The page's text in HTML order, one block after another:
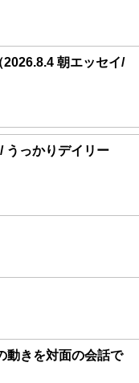
朝エッセイ/
うっかりデイリー
動きを対面の会話で